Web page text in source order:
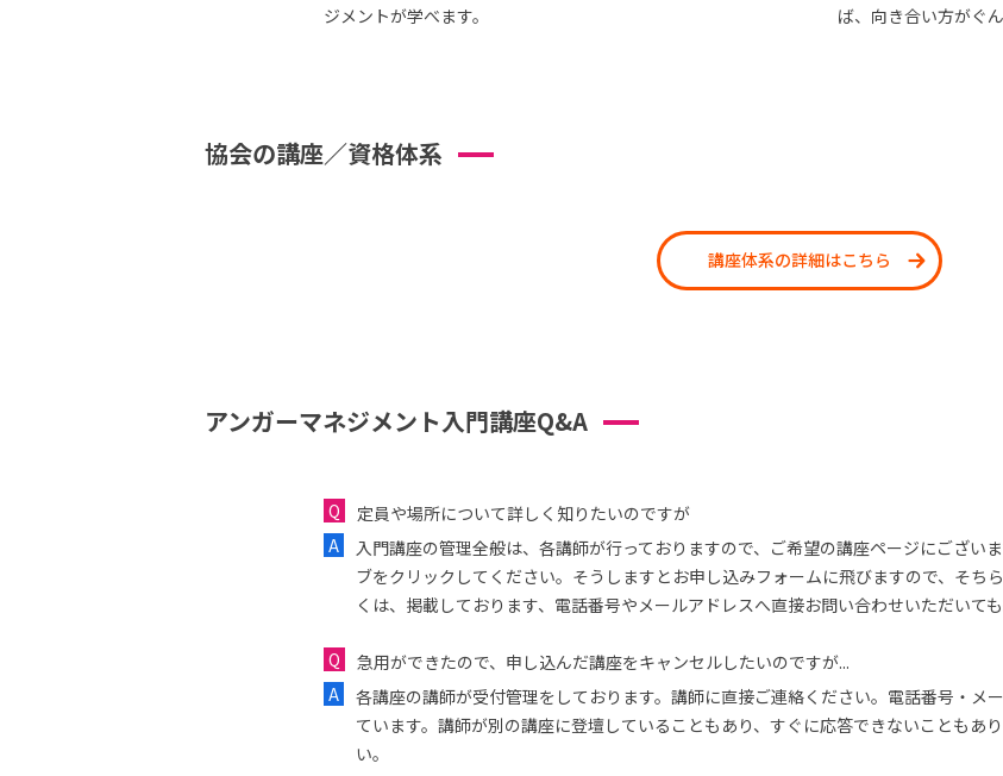
ジメントが学べます。
ば、向き合い方がぐ
協会の講座／資格体系
講座体系の詳細はこちら
アンガーマネジメント入門講座Q&A
定員や場所について詳しく知りたいのですが
入門講座の管理全般は、各講師が行っておりますので、ご希望の講座ページにござい
ブをクリックしてください。そうしますとお申し込みフォームに飛びますので、そち
くは、掲載しております、電話番号やメールアドレスへ直接お問い合わせいただいても
急用ができたので、申し込んだ講座をキャンセルしたいのですが...
各講座の講師が受付管理をしております。講師に直接ご連絡ください。電話番号・メ
ています。講師が別の講座に登壇していることもあり、すぐに応答できないこともあ
い。